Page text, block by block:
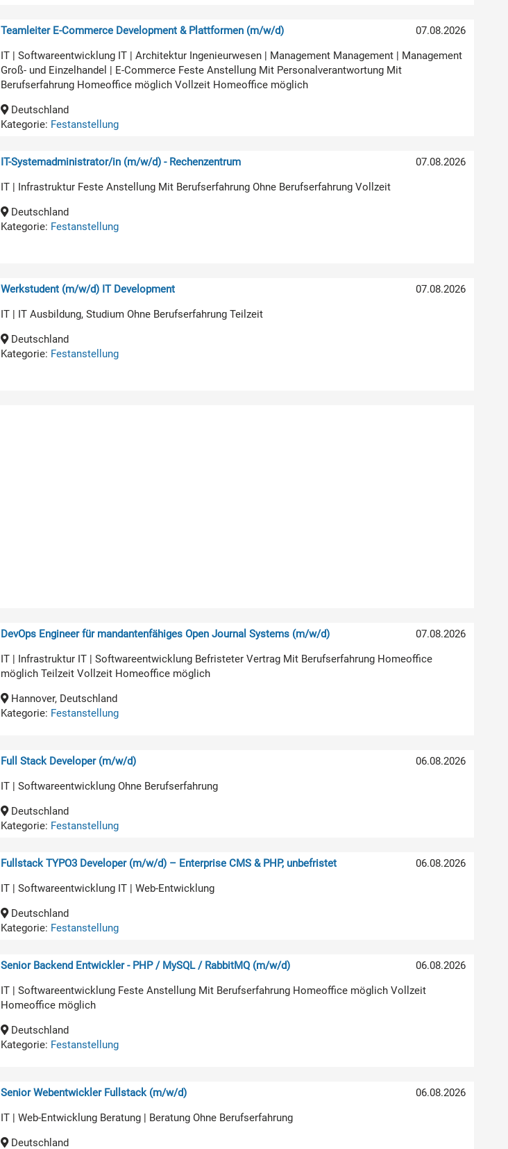
07.08.2026
Teamleiter E-Commerce Development & Plattformen (m/w/d)
IT | Softwareentwicklung IT | Architektur Ingenieurwesen | Management Management | Management
Groß- und Einzelhandel | E-Commerce Feste Anstellung Mit Personalverantwortung Mit
Berufserfahrung Homeoffice möglich Vollzeit Homeoffice möglich
Deutschland
Kategorie: Festanstellung
07.08.2026
IT-Systemadministrator/in (m/w/d) - Rechenzentrum
IT | Infrastruktur Feste Anstellung Mit Berufserfahrung Ohne Berufserfahrung Vollzeit
Deutschland
Kategorie: Festanstellung
07.08.2026
Werkstudent (m/w/d) IT Development
IT | IT Ausbildung, Studium Ohne Berufserfahrung Teilzeit
Deutschland
Kategorie: Festanstellung
07.08.2026
DevOps Engineer für mandantenfähiges Open Journal Systems (m/w/d)
IT | Infrastruktur IT | Softwareentwicklung Befristeter Vertrag Mit Berufserfahrung Homeoffice
möglich Teilzeit Vollzeit Homeoffice möglich
Hannover, Deutschland
Kategorie: Festanstellung
06.08.2026
Full Stack Developer (m/w/d)
IT | Softwareentwicklung Ohne Berufserfahrung
Deutschland
Kategorie: Festanstellung
06.08.2026
Fullstack TYPO3 Developer (m/w/d) – Enterprise CMS & PHP, unbefristet
IT | Softwareentwicklung IT | Web-Entwicklung
Deutschland
Kategorie: Festanstellung
06.08.2026
Senior Backend Entwickler - PHP / MySQL / RabbitMQ (m/w/d)
IT | Softwareentwicklung Feste Anstellung Mit Berufserfahrung Homeoffice möglich Vollzeit
Homeoffice möglich
Deutschland
Kategorie: Festanstellung
06.08.2026
Senior Webentwickler Fullstack (m/w/d)
IT | Web-Entwicklung Beratung | Beratung Ohne Berufserfahrung
Deutschland